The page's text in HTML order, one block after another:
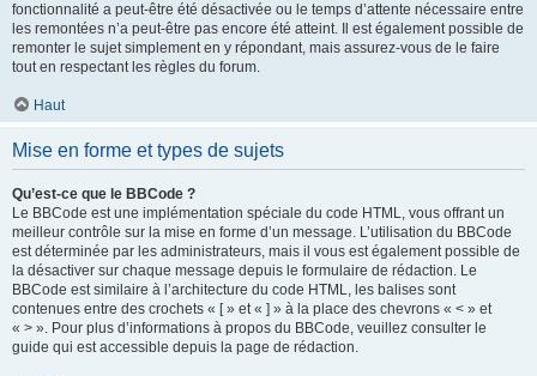
fonctionnalité a peut-être été désactivée ou le temps d’attente nécessaire entre
les remontées n’a peut-être pas encore été atteint. Il est également possible de
remonter le sujet simplement en y répondant, mais assurez-vous de le faire
tout en respectant les règles du forum.
Haut
Mise en forme et types de sujets
Qu’est-ce que le BBCode ?
Le BBCode est une implémentation spéciale du code HTML, vous offrant un
meilleur contrôle sur la mise en forme d’un message. L’utilisation du BBCode
est déterminée par les administrateurs, mais il vous est également possible de
la désactiver sur chaque message depuis le formulaire de rédaction. Le
BBCode est similaire à l’architecture du code HTML, les balises sont
contenues entre des crochets « [ » et « ] » à la place des chevrons « < » et
« > ». Pour plus d’informations à propos du BBCode, veuillez consulter le
guide qui est accessible depuis la page de rédaction.